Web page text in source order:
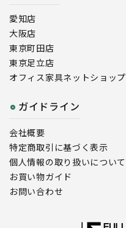
愛知店
大阪店
東京町田店
東京足立店
オフィス家具ネットショップ
ガイドライン
会社概要
特定商取引に基づく表示
個人情報の取り扱いについて
お買い物ガイド
お問い合わせ